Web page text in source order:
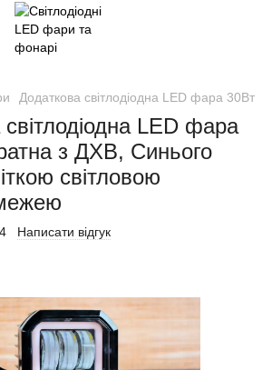
Додаткова світлодіодна LED фара 30Вт
LED фара
з ДХВ, Синього
світловою
Написати відгук